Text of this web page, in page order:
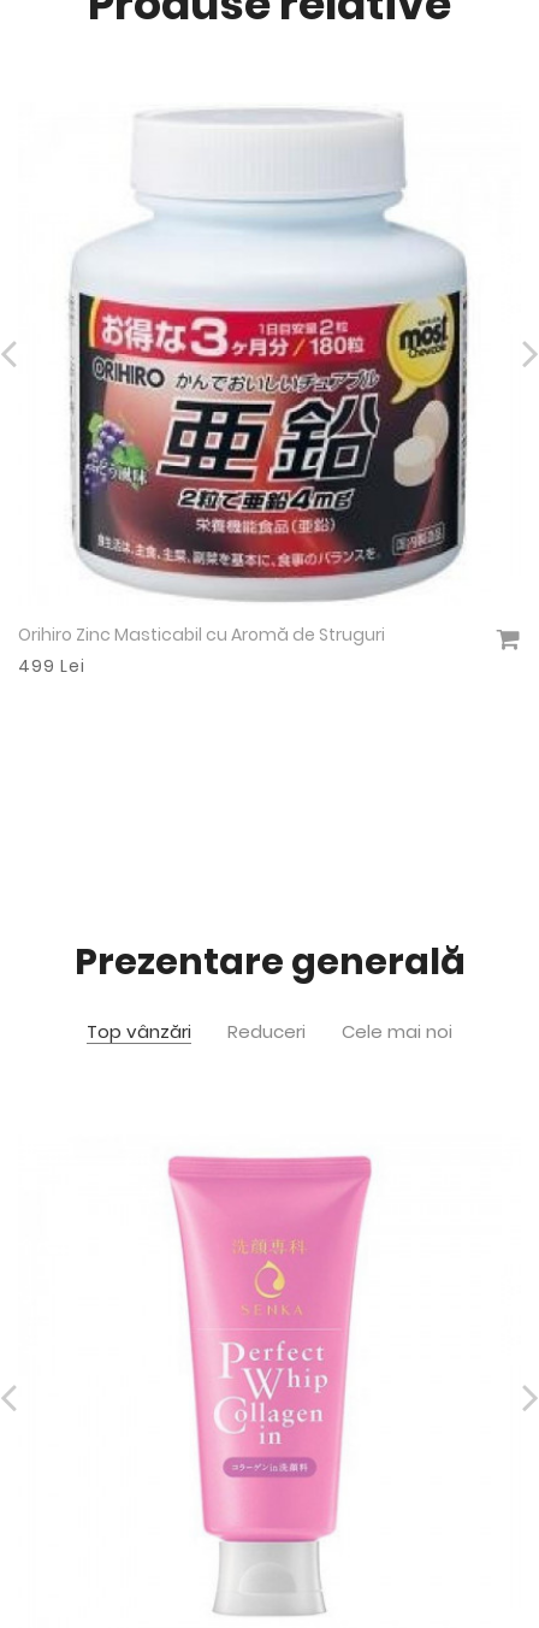
MOST Chewable Iron
Prezentare generală
Top vânzări Reduceri Cele mai noi